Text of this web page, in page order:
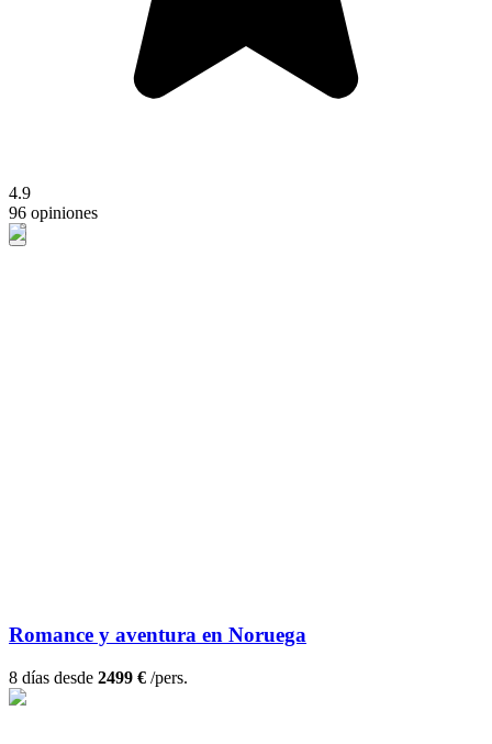
4.9
96 opiniones
Romance y aventura en Noruega
8 días desde 2499 € /pers.